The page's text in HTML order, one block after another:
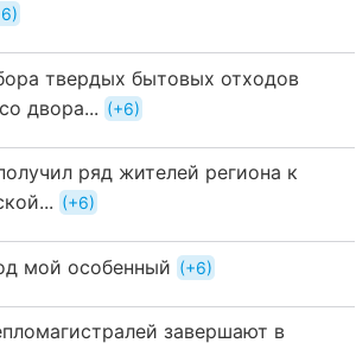
твердых бытовых отходов
двора...
+6
ряд жителей региона к
+6
мой особенный +6
завершают в